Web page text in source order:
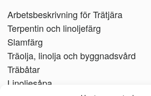
Arbetsbeskrivning för Trätjära
Terpentin och linoljefärg
Slamfärg
Träolja, linolja och byggnadsvård
Träbåtar
Linoljesåpa